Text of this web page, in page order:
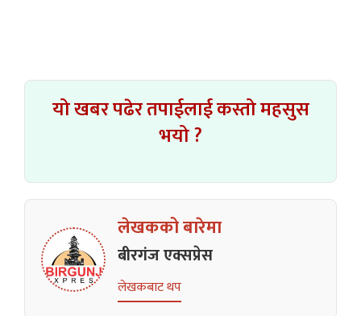
यो खबर पढेर तपाईलाई कस्तो महसुस
भयो ?
लेखकको बारेमा
बीरगंज एक्सप्रेस
लेखकबाट थप